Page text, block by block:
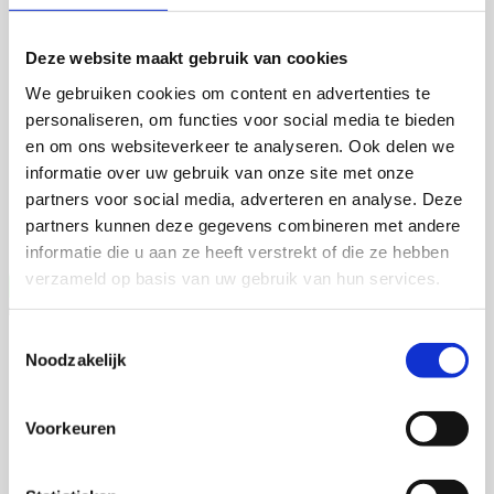
Deze website maakt gebruik van cookies
We gebruiken cookies om content en advertenties te
personaliseren, om functies voor social media te bieden
en om ons websiteverkeer te analyseren. Ook delen we
informatie over uw gebruik van onze site met onze
partners voor social media, adverteren en analyse. Deze
partners kunnen deze gegevens combineren met andere
informatie die u aan ze heeft verstrekt of die ze hebben
verzameld op basis van uw gebruik van hun services.
Noodzakelijk
Voorkeuren
2 september 2026
Martijn de Roij
Wageningen University
Jia Li